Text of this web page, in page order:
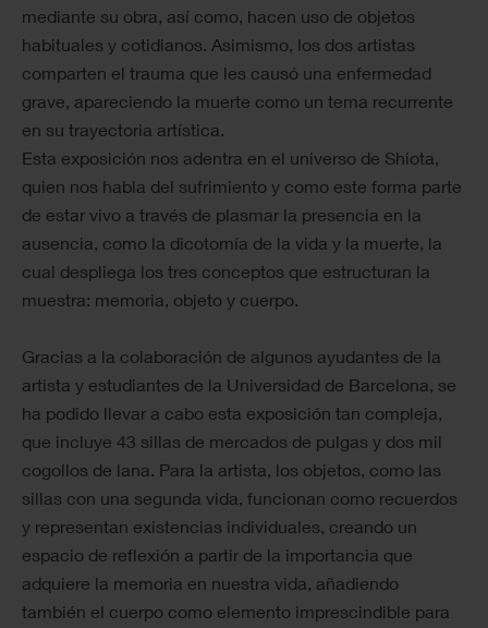
mediante su obra, así como, hacen uso de objetos
habituales y cotidianos. Asimismo, los dos artistas
comparten el trauma que les causó una enfermedad
grave, apareciendo la muerte como un tema recurrente
en su trayectoria artística.
Esta exposición nos adentra en el universo de Shiota,
quien nos habla del sufrimiento y como este forma parte
de estar vivo a través de plasmar la presencia en la
ausencia, como la dicotomía de la vida y la muerte, la
cual despliega los tres conceptos que estructuran la
muestra: memoria, objeto y cuerpo.
Gracias a la colaboración de algunos ayudantes de la
artista y estudiantes de la Universidad de Barcelona, se
ha podido llevar a cabo esta exposición tan compleja,
que incluye 43 sillas de mercados de pulgas y dos mil
cogollos de lana. Para la artista, los objetos, como las
sillas con una segunda vida, funcionan como recuerdos
y representan existencias individuales, creando un
espacio de reflexión a partir de la importancia que
adquiere la memoria en nuestra vida, añadiendo
también el cuerpo como elemento imprescindible para